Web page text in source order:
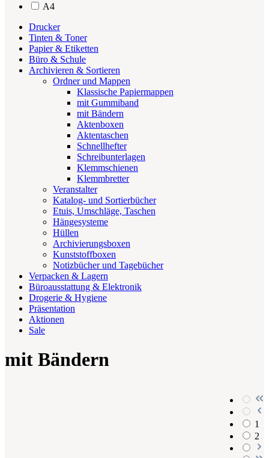
A4
Drucker
Tinten & Toner
Papier & Etiketten
Büro & Schule
Archivieren & Sortieren
Ordner und Mappen
Klassische Papiermappen
mit Gummiband
mit Bändern
Aktenboxen
Aktentaschen
Schnellhefter
Schreibunterlagen
Klemmschienen
Klemmbretter
Veranstalter
Katalog- und Sortierbücher
Etuis, Umschläge, Taschen
Hängesysteme
Hüllen
Archivierungsboxen
Kunststoffboxen
Notizbücher und Tagebücher
Verpacken & Lagern
Büroausstattung & Elektronik
Drogerie & Hygiene
Präsentation
Aktionen
Sale
mit Bändern
1
2